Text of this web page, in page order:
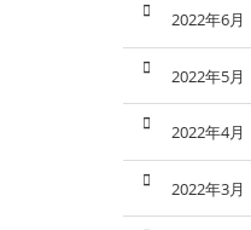
2022年6月
2022年5月
2022年4月
2022年3月